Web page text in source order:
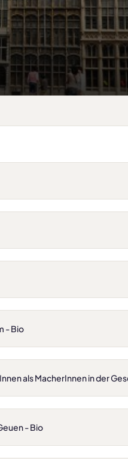
- Bio
als MacherInnen in der
- Bio